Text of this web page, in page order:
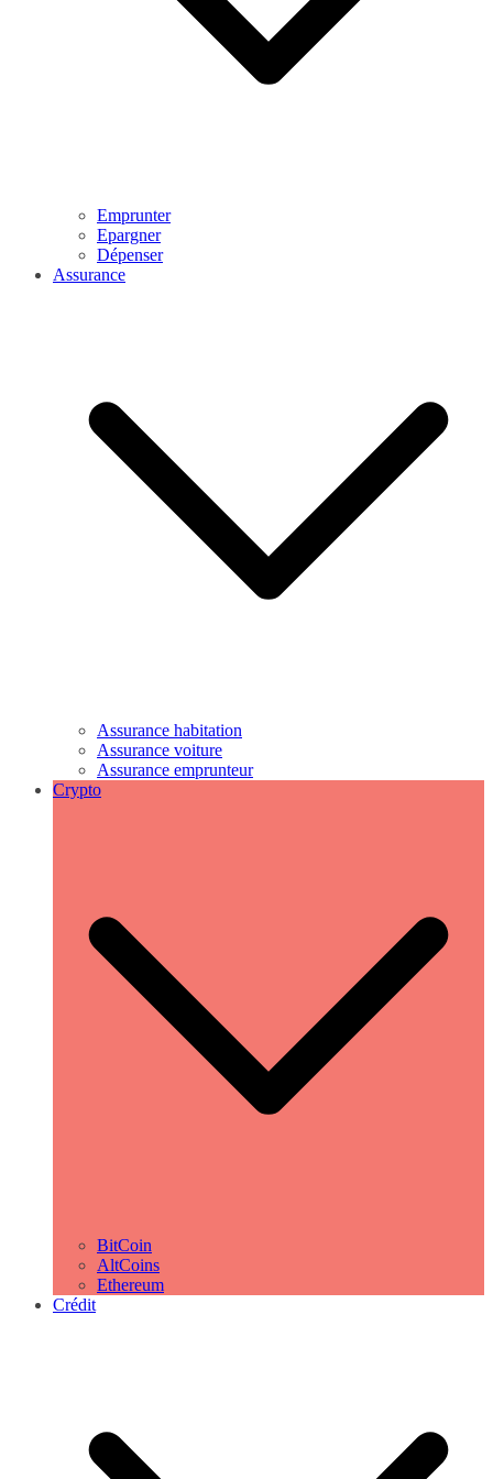
Emprunter
Epargner
Dépenser
Assurance
Assurance habitation
Assurance voiture
Assurance emprunteur
Crypto
BitCoin
AltCoins
Ethereum
Crédit